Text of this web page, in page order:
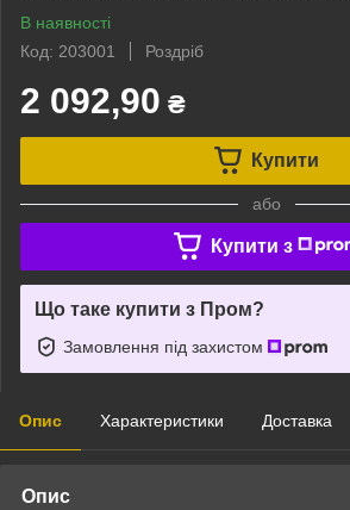
В наявності
Код: 203001
Роздріб
2 092,90 ₴
Купити
або
Купити з
Що таке купити з Пром?
Замовлення під захистом
Опис Характеристики Доставка
Опис